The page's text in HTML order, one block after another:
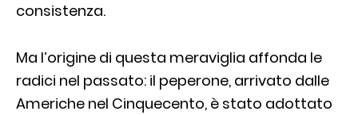
consistenza.
Ma l’origine di questa meraviglia affonda le
radici nel passato: il peperone, arrivato dalle
Americhe nel Cinquecento, è stato adottato